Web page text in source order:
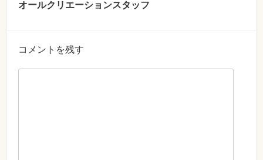
オールクリエーションスタッフ
コメントを残す